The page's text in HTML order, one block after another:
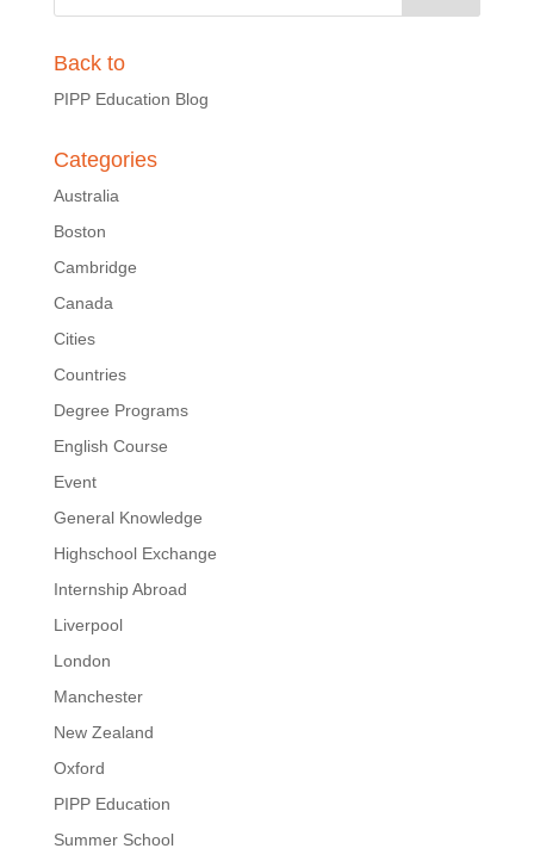
Back to
PIPP Education Blog
Categories
Australia
Boston
Cambridge
Canada
Cities
Countries
Degree Programs
English Course
Event
General Knowledge
Highschool Exchange
Internship Abroad
Liverpool
London
Manchester
New Zealand
Oxford
PIPP Education
Summer School